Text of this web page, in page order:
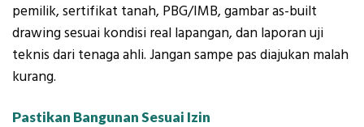
pemilik, sertifikat tanah, PBG/IMB, gambar as-built
drawing sesuai kondisi real lapangan, dan laporan uji
teknis dari tenaga ahli. Jangan sampe pas diajukan malah
kurang.
Pastikan Bangunan Sesuai Izin